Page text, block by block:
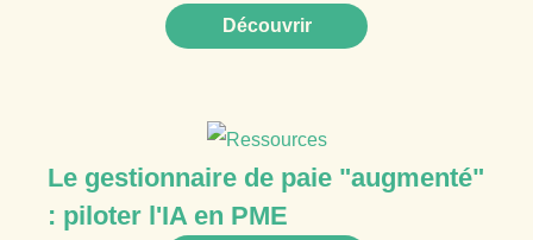
Découvrir
Le gestionnaire de paie "augmenté"
: piloter l'IA en PME